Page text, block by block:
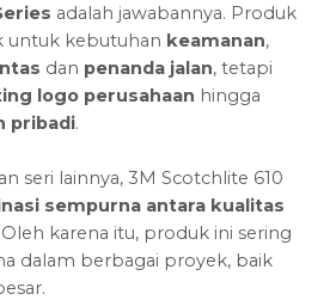
adalah jawabannya. Produk
untuk kebutuhan keamanan,
dan penanda jalan, tetapi
logo perusahaan hingga
pribadi.
seri lainnya, 3M Scotchlite 610
sempurna antara kualitas
Oleh karena itu, produk ini sering
dalam berbagai proyek, baik